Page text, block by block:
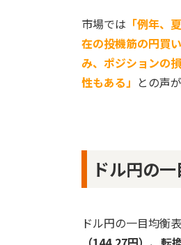
市場では 「例年、
在の投機筋の円買
み、ポジションの
性もある」 との声
ドル円の
ドル円の一目均衡